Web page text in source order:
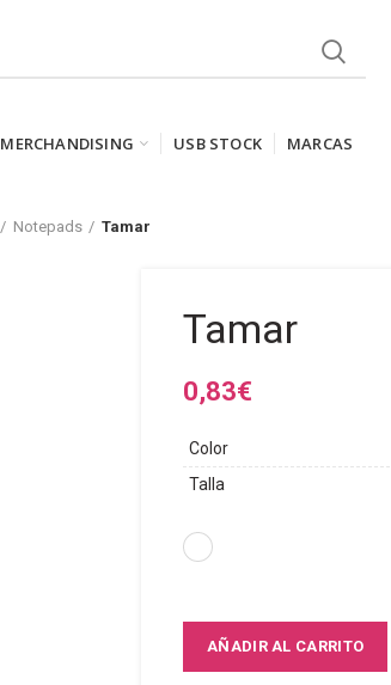
MERCHANDISING USB STOCK MARCAS
Notepads Tamar
Tamar
0,83€
Color
Talla
AÑADIR AL CARRITO